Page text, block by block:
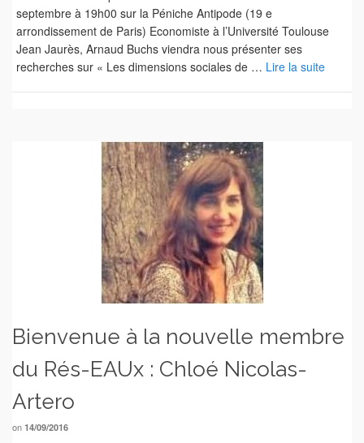
septembre à 19h00 sur la Péniche Antipode (19 e
arrondissement de Paris) Economiste à l’Université Toulouse
Jean Jaurès, Arnaud Buchs viendra nous présenter ses
recherches sur « Les dimensions sociales de … Lire la suite
Bienvenue à la nouvelle membre
du Rés-EAUx : Chloé Nicolas-
Artero
on 14/09/2016